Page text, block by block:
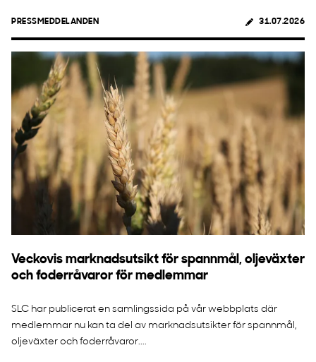
PRESSMEDDELANDEN 31.07.2026
Veckovis marknadsutsikt för spannmål, oljeväxter
och foderråvaror för medlemmar
SLC har publicerat en samlingssida på vår webbplats där
medlemmar nu kan ta del av marknadsutsikter för spannmål,
oljeväxter och foderråvaror....